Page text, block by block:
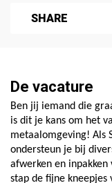
SHARE
De vacature
Ben jij iemand die
is dit je kans om het
metaalomgeving! Als
ondersteun je bij
afwerken en
stap de fijne